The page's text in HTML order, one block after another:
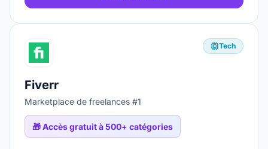
Tech
Fiverr
Marketplace de freelances #1
🎁Accès gratuit à 500+ catégories